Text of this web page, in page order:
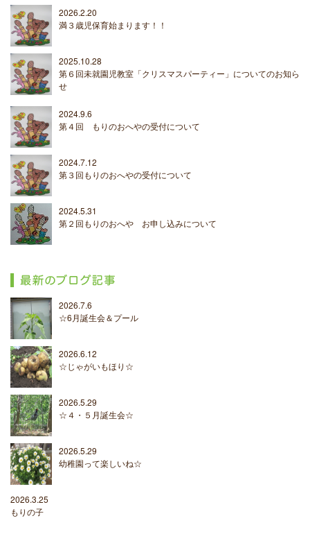
2026.2.20
満３歳児保育始まります！！
2025.10.28
第６回未就園児教室「クリスマスパーティー」についてのお知ら
せ
2024.9.6
第４回 もりのおへやの受付について
2024.7.12
第３回もりのおへやの受付について
2024.5.31
第２回もりのおへや お申し込みについて
2026.7.6
☆6月誕生会＆プール
2026.6.12
☆じゃがいもほり☆
2026.5.29
☆４・５月誕生会☆
2026.5.29
幼稚園って楽しいね☆
2026.3.25
もりの子